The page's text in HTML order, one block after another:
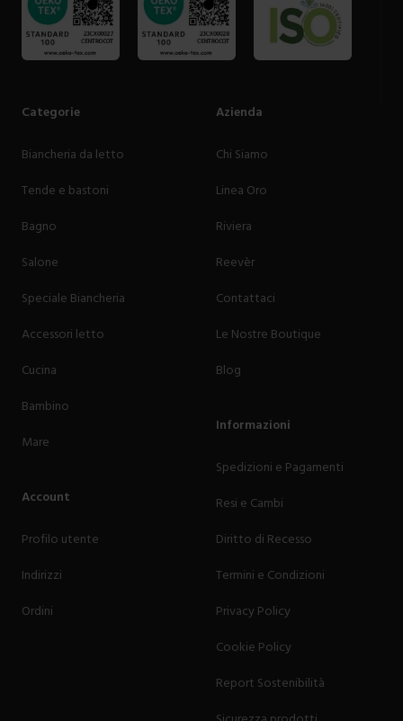
Categorie
Biancheria da letto
Tende e bastoni
Bagno
Salone
Speciale Biancheria
Accessori letto
Cucina
Bambino
Mare
Account
Profilo utente
Indirizzi
Ordini
Azienda
Chi Siamo
Linea Oro
Riviera
Reevèr
Contattaci
Le Nostre Boutique
Blog
Informazioni
Spedizioni e Pagamenti
Resi e Cambi
Diritto di Recesso
Termini e Condizioni
Privacy Policy
Cookie Policy
Report Sostenibilità